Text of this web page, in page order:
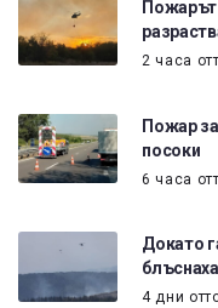
Пожарът
2 часа
Пожар
посоки
6 часа
Докато
4 дни